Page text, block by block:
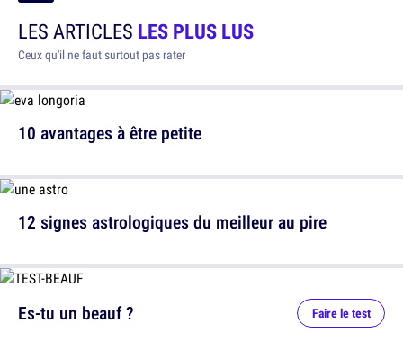
LES ARTICLES LES PLUS LUS
Ceux qu'il ne faut surtout pas rater
10 avantages à être petite
12 signes astrologiques du meilleur au pire
Es-tu un beauf ? Faire le test